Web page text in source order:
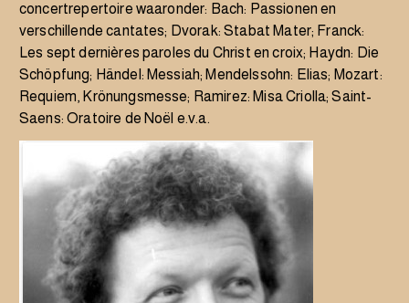
concertrepertoire waaronder: Bach: Passionen en
verschillende cantates; Dvorak: Stabat Mater; Franck:
Les sept dernières paroles du Christ en croix; Haydn: Die
Schöpfung; Händel: Messiah; Mendelssohn: Elias; Mozart:
Requiem, Krönungsmesse; Ramirez: Misa Criolla; Saint-
Saens: Oratoire de Noël e.v.a.